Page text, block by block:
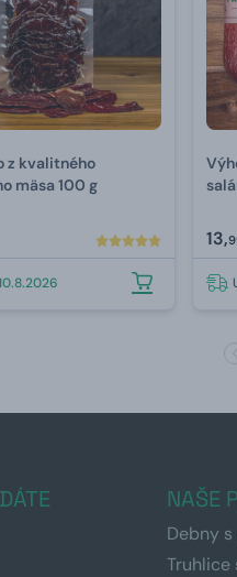
z kvalitného
mäsa 100 g
13,
NAŠE
Debny
Truhlice